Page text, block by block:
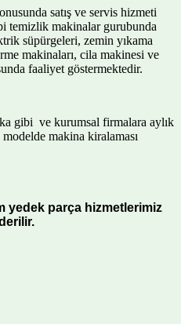
satış ve servis hizmeti
temizlik makinalar gurubunda
süpürgeleri, zemin yıkama
makinaları, cila makinesi ve
faaliyet göstermektedir.
gibi ve kurumsal firmalara aylık
makina kiralaması
yedek parça hizmetlerimiz